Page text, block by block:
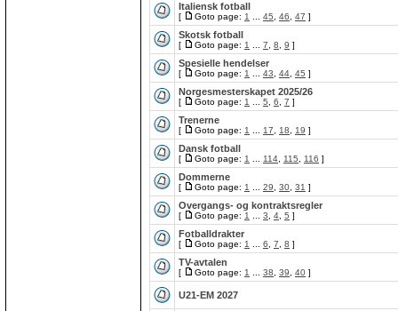
Italiensk fotball
[ Goto page: 1 45 46 47 ]
Skotsk fotball
[ Goto page: 1 7 8 9 ]
Spesielle hendelser
[ Goto page: 1 43 44 45 ]
Norgesmesterskapet 2025/26
[ Goto page: 1 5 6 7 ]
Trenerne
[ Goto page: 1 17 18 19 ]
Dansk fotball
[ Goto page: 1 114 115 116 ]
Dommerne
[ Goto page: 1 29 30 31 ]
Overgangs- og kontraktsregler
[ Goto page: 1 3 4 5 ]
Fotballdrakter
[ Goto page: 1 6 7 8 ]
TV-avtalen
[ Goto page: 1 38 39 40 ]
U21-EM 2027